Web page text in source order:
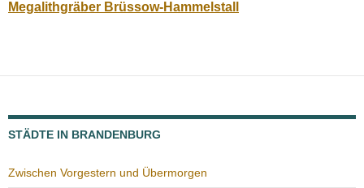
Megalithgräber Brüssow-Hammelstall
STÄDTE IN BRANDENBURG
Zwischen Vorgestern und Übermorgen